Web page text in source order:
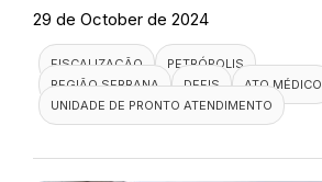
29 de October de 2024
FISCALIZAÇÃO
PETRÓPOLIS
REGIÃO SERRANA
DEFIS
ATO MÉDICO
UNIDADE DE PRONTO ATENDIMENTO